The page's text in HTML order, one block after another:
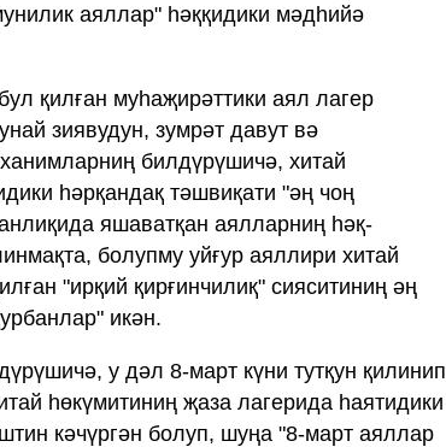
аяллар" һәққидики мәдһийә
қилған муһаҗирәттики аял лагер
зиявудун, зумрәт давут вә
билдүрүшичә, хитай
һәрқандақ тәшвиқати "әң чоң
яшаватқан аялларниң һәқ-
болупму уйғур аяллири хитай
"ирқий қирғинчилиқ" сияситиниң әң
икән.
у дәл 8-март күни тутқун қилинип
һөкүмитиниң җаза лагерида һаятидики
кәчүргән болуп, шуңа "8-март аяллар